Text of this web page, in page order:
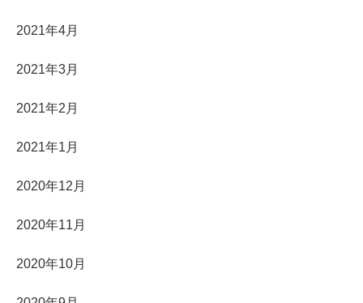
2021年4月
2021年3月
2021年2月
2021年1月
2020年12月
2020年11月
2020年10月